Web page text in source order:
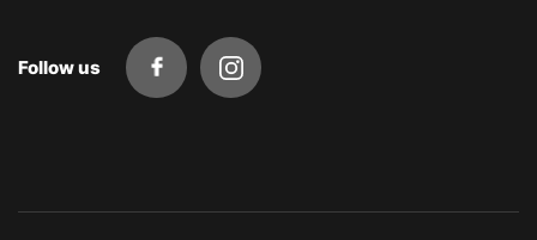
Follow us